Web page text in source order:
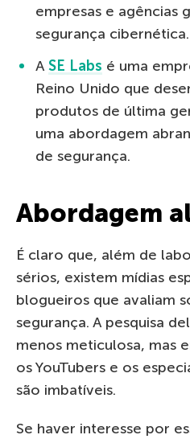
empresas e agências
segurança cibernética.
A SE Labs é uma
Reino Unido que
produtos de última
uma abordagem
de segurança.
Abordagem
É claro que, além de
sérios, existem mídias
blogueiros que avaliam
segurança. A pesquisa
menos meticulosa, mas
os YouTubers e os
são imbatíveis.
Se haver interesse por